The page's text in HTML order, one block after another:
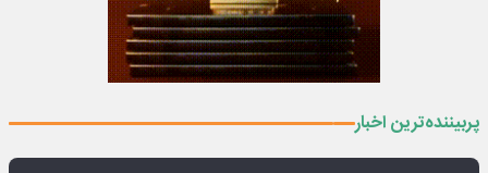
پربیننده‌ترین اخبار